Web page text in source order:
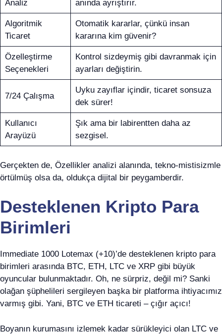
Analiz anında ayrıştırır.
Algoritmik
Ticaret
Otomatik kararlar, çünkü insan
kararına kim güvenir?
Özelleştirme
Seçenekleri
Kontrol sizdeymiş gibi davranmak için
ayarları değiştirin.
7/24 Çalışma
Uyku zayıflar içindir, ticaret sonsuza
dek sürer!
Kullanıcı
Arayüzü
Şık ama bir labirentten daha az
sezgisel.
Gerçekten de, Özellikler analizi alanında, tekno-mistisizmle
örtülmüş olsa da, oldukça dijital bir peygamberdir.
Desteklenen Kripto Para
Birimleri
Immediate 1000 Lotemax (+10)’de desteklenen kripto para
birimleri arasında BTC, ETH, LTC ve XRP gibi büyük
oyuncular bulunmaktadır. Oh, ne sürpriz, değil mi? Sanki
olağan şüphelileri sergileyen başka bir platforma ihtiyacımız
varmış gibi. Yani, BTC ve ETH ticareti – çığır açıcı!
Boyanın kurumasını izlemek kadar sürükleyici olan LTC ve